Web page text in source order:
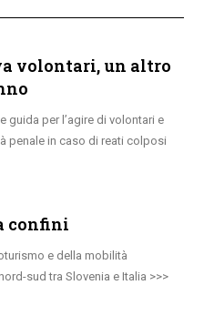
volontari, un altro
guida per l’agire di volontari e
penale in caso di reati colposi
confini
e della mobilità
sud tra Slovenia e Italia